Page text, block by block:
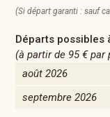
(Si départ garanti : sauf
Départs possibles
(à partir de 95 €par
août 2026
septembre 2026